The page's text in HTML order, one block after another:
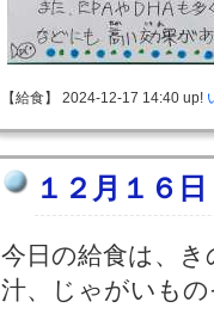
【給食】 2024-12-17 14:40 up!
１２月１６
今日の給食は、
汁、じゃがいも